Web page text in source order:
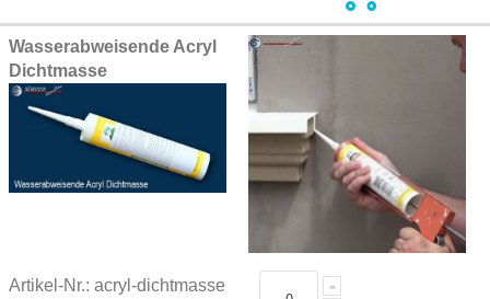
Wasserabweisende Acryl
Dichtmasse
Artikel-Nr.: acryl-dichtmasse